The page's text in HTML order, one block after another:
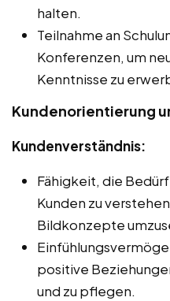
halten.
Teilnahme an
Konferenzen, um
Kenntnisse zu
Kundenorientierung
Kundenverständnis:
Fähigkeit, die
Kunden zu
Bildkonzepte
positive
und zu pflegen.